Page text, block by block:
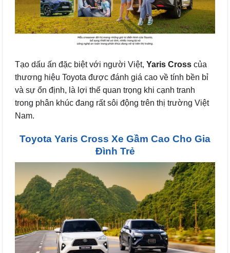
Tạo dấu ấn đặc biệt với người Việt, Yaris Cross của
thương hiệu Toyota được đánh giá cao về tính bền bỉ
và sự ổn định, là lợi thế quan trọng khi cạnh tranh
trong phân khúc đang rất sôi động trên thị trường Việt
Nam.
Toyota Yaris Cross Xe Gầm Cao Cho Gia
Đình Trẻ